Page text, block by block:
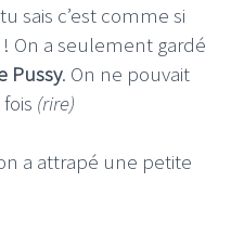
sais c’est comme si
On a seulement gardé
Pussy. On ne pouvait
(rire)
a attrapé une petite